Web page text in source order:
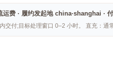
运费 · 履约发起地 china·shanghai ·
交付;目标处理窗口 0–2 小时。 直充：